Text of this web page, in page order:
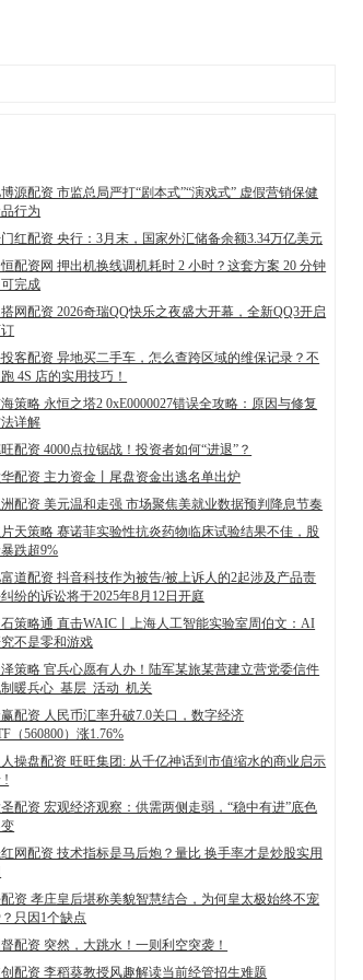
源配资 市监总局严打“剧本式”“演戏式” 虚假营销保健
行为
红配资 央行：3月末，国家外汇储备余额3.34万亿美元
配资网 押出机换线调机耗时 2 小时？这套方案 20 分钟
完成
网配资 2026奇瑞QQ快乐之夜盛大开幕，全新QQ3开启
客配资 异地买二手车，怎么查跨区域的维保记录？不
4S 店的实用技巧！
策略 永恒之塔2 0xE0000027错误全攻略：原因与修复
详解
配资 4000点拉锯战！投资者如何“进退”？
配资 主力资金丨尾盘资金出逃名单出炉
配资 美元温和走强 市场聚焦美就业数据预判降息节奏
天策略 赛诺菲实验性抗炎药物临床试验结果不佳，股
跌超9%
道配资 抖音科技作为被告/被上诉人的2起涉及产品责
纷的诉讼将于2025年8月12日开庭
策略通 直击WAIC丨上海人工智能实验室周伯文：AI
不是零和游戏
策略 官兵心愿有人办！陆军某旅某营建立营党委信件
暖兵心_基层_活动_机关
配资 人民币汇率升破7.0关口，数字经济
（560800）涨1.76%
人操盘配资 旺旺集团: 从千亿神话到市值缩水的商业启示
!
配资 宏观经济观察：供需两侧走弱，“稳中有进”底色
网配资 技术指标是马后炮？量比 换手率才是炒股实用
资 孝庄皇后堪称美貌智慧结合，为何皇太极始终不宠
只因1个缺点
督配资 突然，大跳水！一则利空突袭！
配资 李稻葵教授风趣解读当前经管招生难题